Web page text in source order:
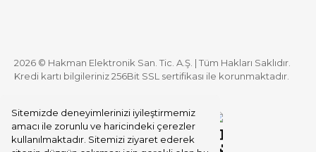
Sitemizde deneyimlerinizi iyileştirmemiz
amacı ile zorunlu ve haricindeki çerezler
kullanılmaktadır. Sitemizi ziyaret ederek
2026 © Hakman Elektronik San. Tic. A.Ş. | Tüm Hakları Saklıdır.
Kredi kartı bilgileriniz 256Bit SSL sertifikası ile korunmaktadır.